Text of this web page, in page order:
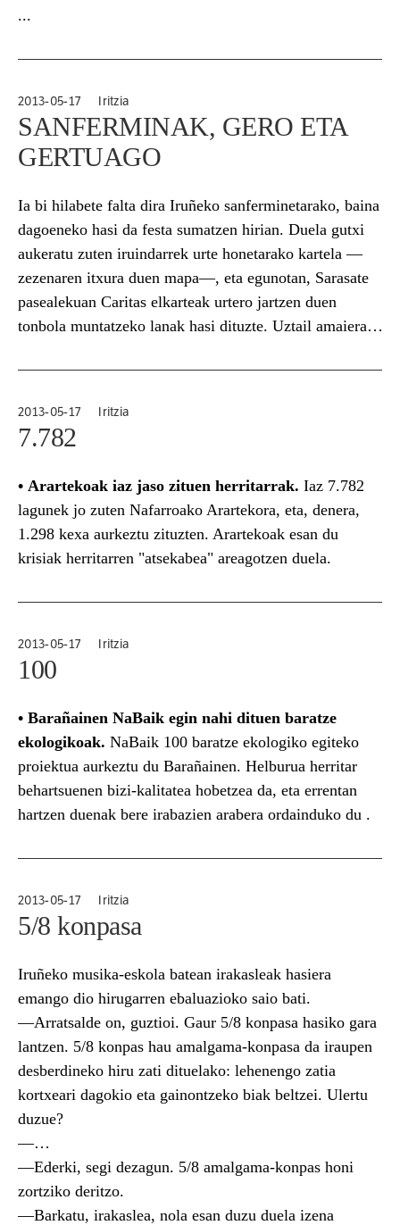
...
2013-05-17 Iritzia
SANFERMINAK, GERO ETA
GERTUAGO
Ia bi hilabete falta dira Iruñeko sanferminetarako, baina
dagoeneko hasi da festa sumatzen hirian. Duela gutxi
aukeratu zuten iruindarrek urte honetarako kartela —
zezenaren itxura duen mapa—, eta egunotan, Sarasate
pasealekuan Caritas elkarteak urtero jartzen duen
tonbola muntatzeko lanak hasi dituzte. Uztail amaiera
saltzen. Izan ere, gero eta gertuago daude Iruñeko San
2013-05-17 Iritzia
7.782
• Arartekoak iaz jaso zituen herritarrak. Iaz 7.782
lagunek jo zuten Nafarroako Arartekora, eta, denera,
1.298 kexa aurkeztu zituzten. Arartekoak esan du
krisiak herritarren "atsekabea" areagotzen duela.
2013-05-17 Iritzia
100
• Barañainen NaBaik egin nahi dituen baratze
ekologikoak. NaBaik 100 baratze ekologiko egiteko
proiektua aurkeztu du Barañainen. Helburua herritar
behartsuenen bizi-kalitatea hobetzea da, eta errentan
hartzen duenak bere irabazien arabera ordainduko du .
2013-05-17 Iritzia
5/8 konpasa
Iruñeko musika-eskola batean irakasleak hasiera
emango dio hirugarren ebaluazioko saio bati.
—Arratsalde on, guztioi. Gaur 5/8 konpasa hasiko gara
lantzen. 5/8 konpas hau amalgama-konpasa da iraupen
desberdineko hiru zati dituelako: lehenengo zatia
kortxeari dagokio eta gainontzeko biak beltzei. Ulertu
duzue?
—…
—Ederki, segi dezagun. 5/8 amalgama-konpas honi
zortziko deritzo.
—Barkatu, irakaslea, nola esan duzu duela izena